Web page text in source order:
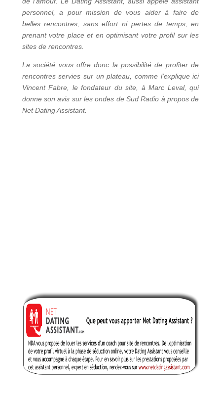
personnel, a pour mission de vous aider à faire de
belles rencontres, sans effort ni pertes de temps, en
prenant votre place et en optimisant votre profil sur les
sites de rencontres.
La société vous offre donc la possibilité de profiter de
rencontres servies sur un plateau, comme l'explique ici
Vincent Fabre, le fondateur du site, à Marc Leval, qui
donne son avis sur les ondes de Sud Radio à propos de
Net Dating Assistant.